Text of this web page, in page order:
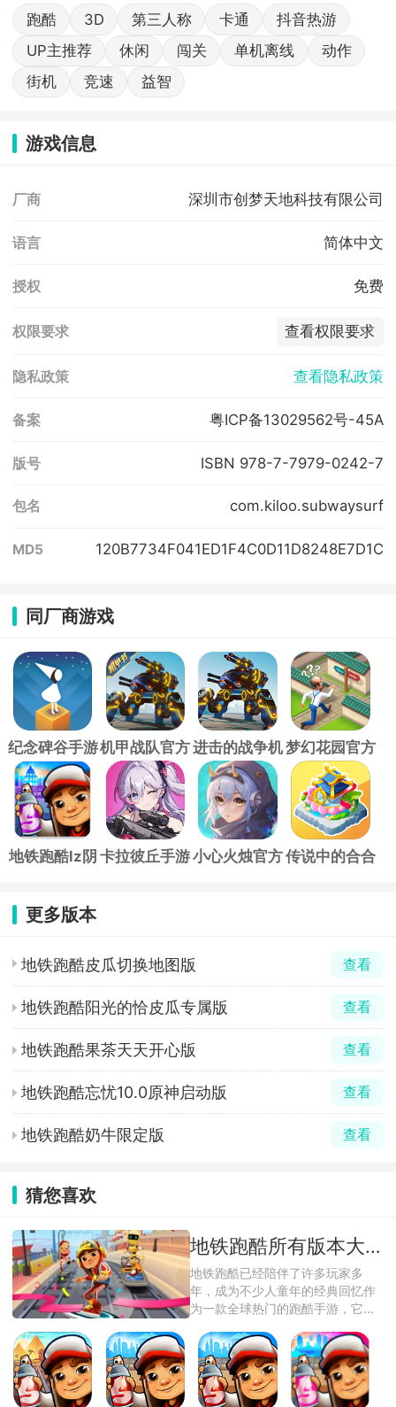
跑酷 3D 第三人称 卡通
抖音热游
UP主推荐
休闲 闯关 单机离线
动作
街机
竞速 益智
游戏信息
厂商 深圳市创梦天地科技有限公司
语言 简体中文
授权 免费
权限要求 查看权限要求
隐私政策 查看隐私政策
备案 粤ICP备13029562号-45A
版号 ISBN 978-7-7979-0242-7
包名 com.kiloo.subwaysurf
MD5 120B7734F041ED1F4C0D11D8248E7D1C
同厂商游戏
纪念碑谷手游机甲战队官方
正版
进击的战争机
器
梦幻花园官方
正版
地铁跑酷lz阴 卡拉彼丘手游小心火烛官方传说中的合合
更多版本
地铁跑酷皮瓜切换地图版 查看
地铁跑酷阳光的恰皮瓜专属版 查看
地铁跑酷果茶天天开心版 查看
地铁跑酷忘忧10.0原神启动版 查看
地铁跑酷奶牛限定版 查看
猜您喜欢
地铁跑酷所有版本大全
地铁跑酷已经陪伴了许多玩家多
年，成为不少人童年的经典回忆作
为一款全球热门的跑酷手游，它以